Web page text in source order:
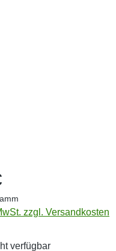
zzgl. Versandkosten
verfügbar